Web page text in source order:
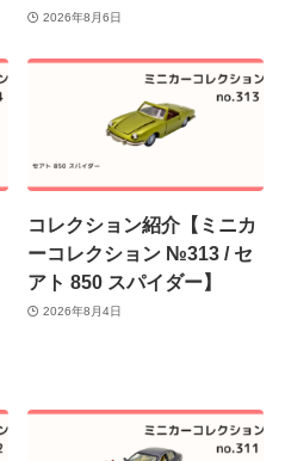
2026年8月6日
コレクション紹介【ミニカ
ーコレクション №313 / セ
アト 850 スパイダー】
2026年8月4日